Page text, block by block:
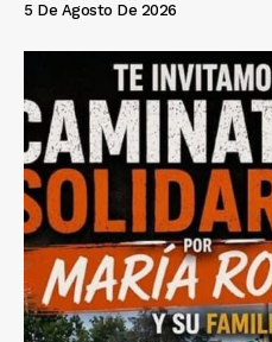
5 De Agosto De 2026